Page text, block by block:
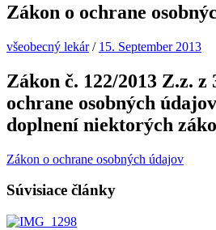
Zákon o ochrane
všeobecný lekár/ 15. September 2013
Zákon č. 122/2013 Z.z. z
ochrane osobných
doplnení niektorých
Zákon o ochrane osobných údajov
Súvisiace články